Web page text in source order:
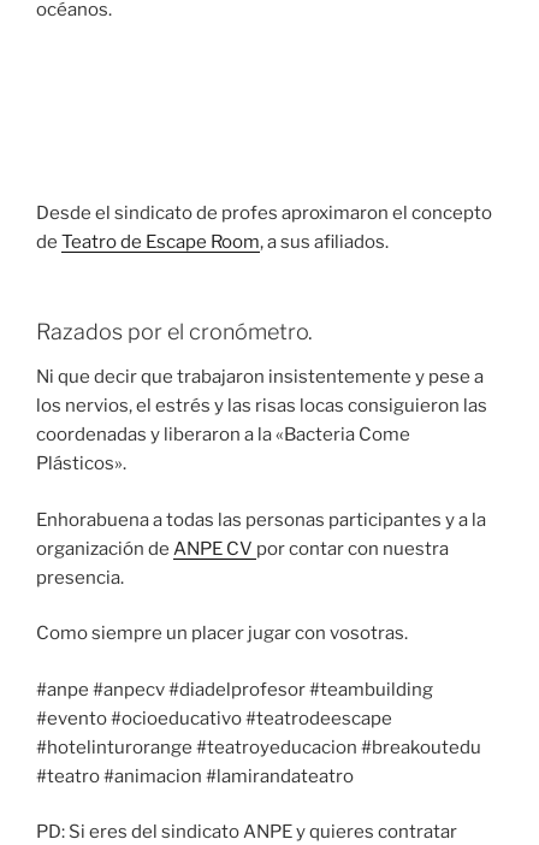
océanos.
Desde el sindicato de profes aproximaron el concepto
de Teatro de Escape Room, a sus afiliados.
Razados por el cronómetro.
Ni que decir que trabajaron insistentemente y pese a
los nervios, el estrés y las risas locas consiguieron las
coordenadas y liberaron a la «Bacteria Come
Plásticos».
Enhorabuena a todas las personas participantes y a la
organización de ANPE CV por contar con nuestra
presencia.
Como siempre un placer jugar con vosotras.
#anpe #anpecv #diadelprofesor #teambuilding
#evento #ocioeducativo #teatrodeescape
#hotelinturorange #teatroyeducacion #breakoutedu
#teatro #animacion #lamirandateatro
PD: Si eres del sindicato ANPE y quieres contratar